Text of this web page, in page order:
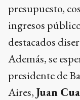
presupuesto,
ingresos
destacados
Además, se
presidente de
Aires, Juan